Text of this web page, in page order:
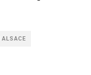
ALSACE